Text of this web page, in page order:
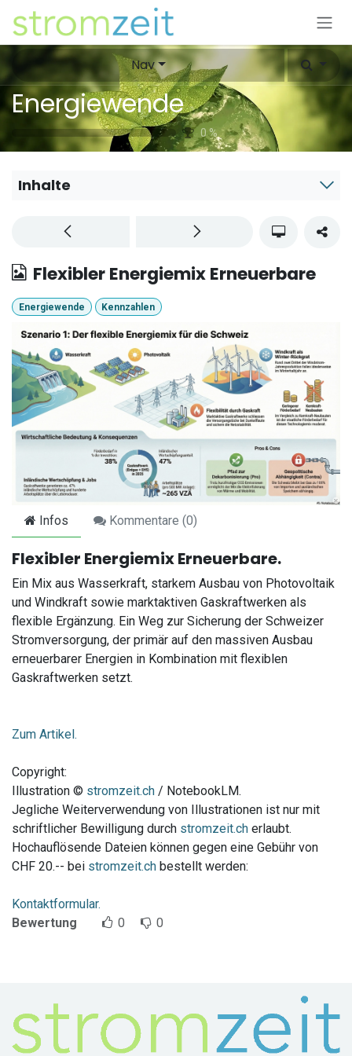
Zum Inhalt springen
Nav
Energiewende
0 %
Inhalte
Flexibler Energiemix Erneuerbare
Energiewende Kennzahlen
Infos Kommentare (0)
Flexibler Energiemix Erneuerbare.
Ein Mix aus Wasserkraft, starkem Ausbau von Photovoltaik
und Windkraft sowie marktaktiven Gaskraftwerken als
flexible Ergänzung. Ein Weg zur Sicherung der Schweizer
Stromversorgung, der primär auf den massiven Ausbau
erneuerbarer Energien in Kombination mit flexiblen
Gaskraftwerken setzt.
Zum Artikel.
Copyright:
Illustration © stromzeit.ch / NotebookLM.
Jegliche Weiterverwendung von Illustrationen ist nur mit
schriftlicher Bewilligung durch stromzeit.ch erlaubt.
Hochauflösende Dateien können gegen eine Gebühr von
CHF 20.-- bei stromzeit.ch bestellt werden:
Kontaktformular.
Bewertung
0 0